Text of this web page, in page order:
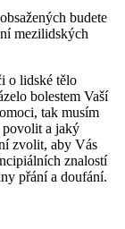
budete
mezilidských
o lidské tělo
bolestem Vaší
tak musím
povolit a jaký
zvolit, aby Vás
znalostí
přání a doufání.